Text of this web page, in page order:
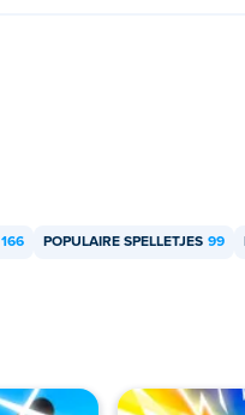
166 POPULAIRE SPELLETJES 99